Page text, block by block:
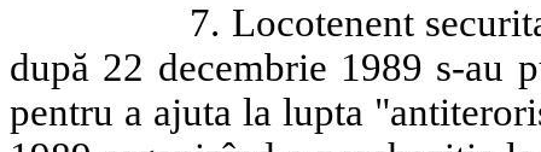
7. Locotenent
după 22 decembrie 1989 s-au
pentru a ajuta la lupta